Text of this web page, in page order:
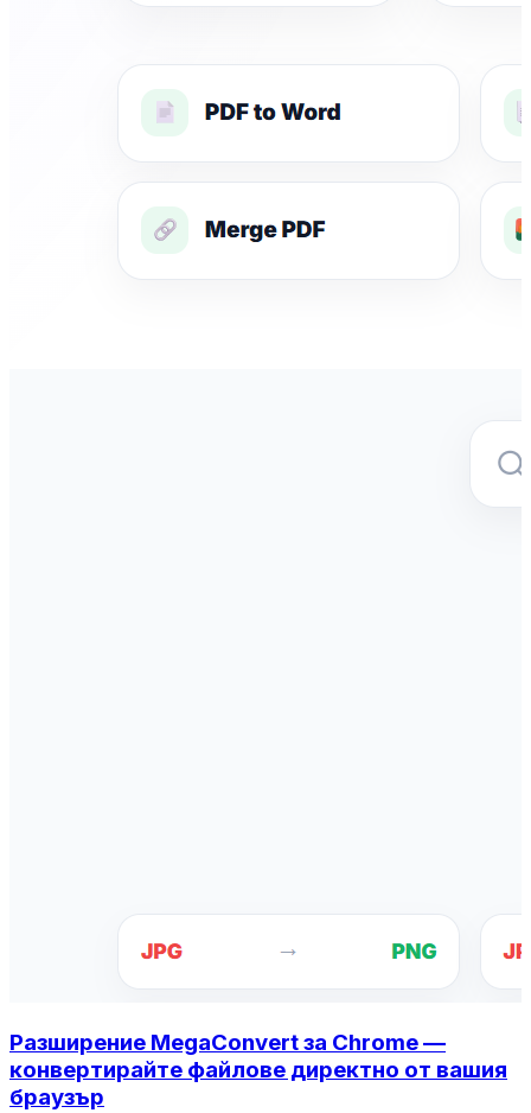
Разширение MegaConvert за Chrome —
конвертирайте файлове директно от вашия
браузър